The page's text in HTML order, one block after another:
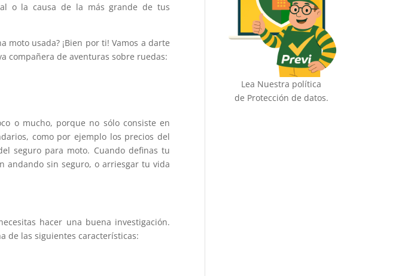
o la causa de la más grande de tus
usada? ¡Bien por ti! Vamos a darte
compañera de aventuras sobre ruedas:
o mucho, porque no sólo consiste en
como por ejemplo los precios del
seguro para moto. Cuando definas tu
andando sin seguro, o arriesgar tu vida
hacer una buena investigación.
de las siguientes características:
Lea Nuestra política
de Protección de datos.